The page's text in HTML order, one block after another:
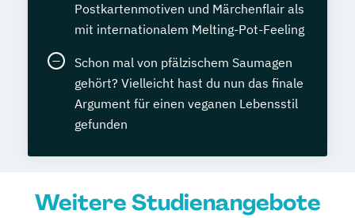
Postkartenmotiven und Märchenflair als
mit internationalem Melting-Pot-Feeling
Schon mal von pfälzischem Saumagen
gehört? Vielleicht hast du nun das finale
Argument für einen veganen Lebensstil
gefunden
Weitere Studienangebote